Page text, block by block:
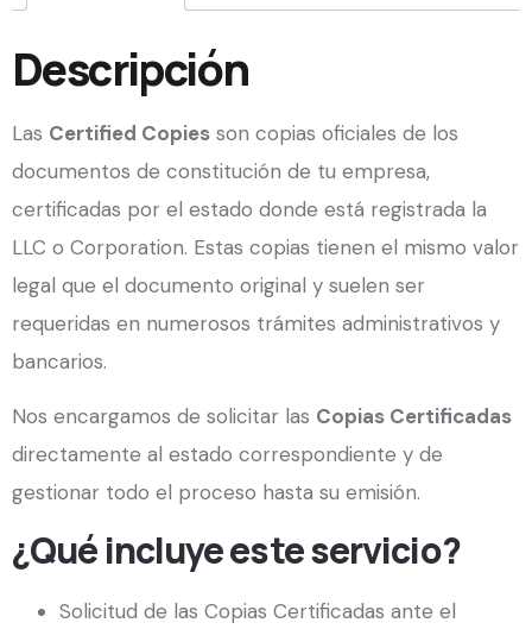
Descripción
Las Certified Copies son copias oficiales de los
documentos de constitución de tu empresa,
certificadas por el estado donde está registrada la
LLC o Corporation. Estas copias tienen el mismo valor
legal que el documento original y suelen ser
requeridas en numerosos trámites administrativos y
bancarios.
Nos encargamos de solicitar las Copias Certificadas
directamente al estado correspondiente y de
gestionar todo el proceso hasta su emisión.
¿Qué incluye este servicio?
Solicitud de las Copias Certificadas ante el